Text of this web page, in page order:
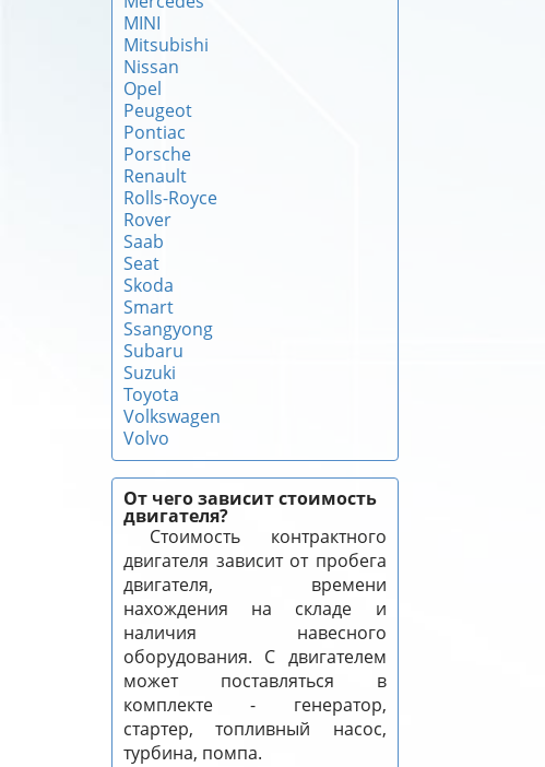
MINI
Mitsubishi
Nissan
Opel
Peugeot
Pontiac
Porsche
Renault
Rolls-Royce
Rover
Saab
Seat
Skoda
Smart
Ssangyong
Subaru
Suzuki
Toyota
Volkswagen
Volvo
От чего зависит стоимость
двигателя?
Стоимость контрактного
двигателя зависит от пробега
двигателя, времени
нахождения на складе и
наличия навесного
оборудования. С двигателем
может поставляться в
комплекте - генератор,
стартер, топливный насос,
турбина, помпа.